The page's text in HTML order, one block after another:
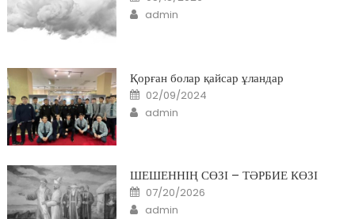
on
Author
admin
Қорған болар қайсар ұландар
Posted
on
02/09/2024
Author
admin
ШЕШЕННІҢ СӨЗІ – ТӘРБИЕ КӨЗІ
Posted
on
07/20/2026
Author
admin